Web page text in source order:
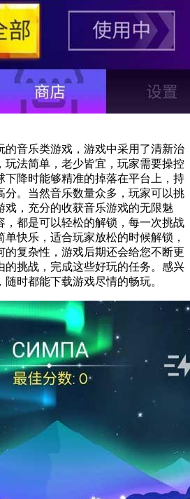
的音乐类游戏，游戏中采用了清新治
玩法简单，老少皆宜，玩家需要操控
下降时能够精准的掉落在平台上，持
分。当然音乐数量众多，玩家可以挑
戏，充分的收获音乐游戏的无限魅
，都是可以轻松的解锁，每一次挑战
快乐，适合玩家放松的时候解锁，
的复杂性，游戏后期还会给您不断更
的挑战，完成这些好玩的任务。感兴
时都能下载游戏尽情的畅玩。